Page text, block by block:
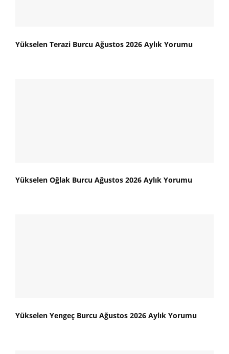
Yükselen Terazi Burcu Ağustos 2026 Aylık Yorumu
Yükselen Oğlak Burcu Ağustos 2026 Aylık Yorumu
Yükselen Yengeç Burcu Ağustos 2026 Aylık Yorumu